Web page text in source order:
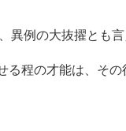
例の大抜擢とも言
程の才能は、そ